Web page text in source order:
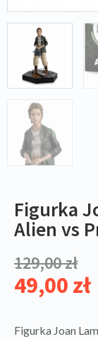
Figurka
Alien vs
129,00zł
49,00 zł
Figurka Joan